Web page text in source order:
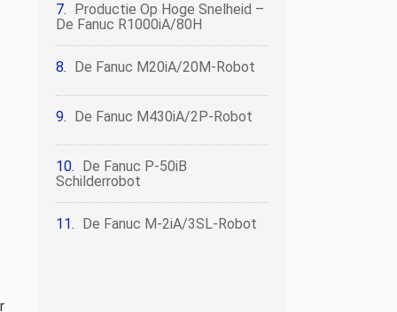
Productie Op Hoge Snelheid –
De Fanuc R1000iA/80H
De Fanuc M20iA/20M-Robot
De Fanuc M430iA/2P-Robot
De Fanuc P-50iB
Schilderrobot
De Fanuc M-2iA/3SL-Robot